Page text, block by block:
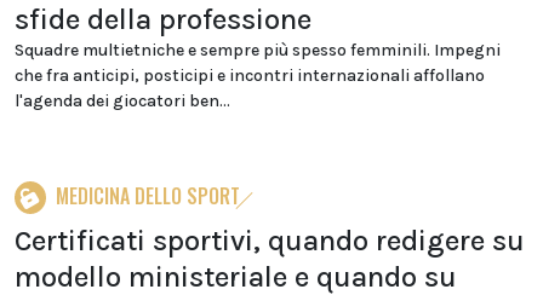
sfide della professione
Squadre multietniche e sempre più spesso femminili. Impegni
che fra anticipi, posticipi e incontri internazionali affollano
l'agenda dei giocatori ben...
MEDICINA DELLO SPORT
Certificati sportivi, quando redigere su
modello ministeriale e quando su